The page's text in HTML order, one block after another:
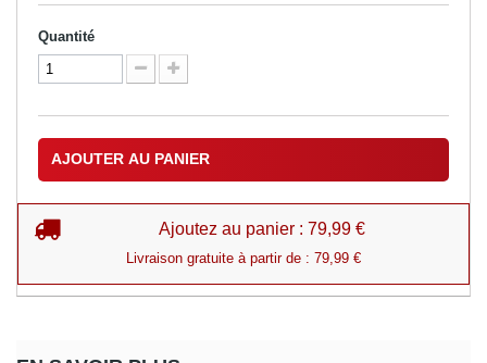
Quantité
AJOUTER AU PANIER
Ajoutez au panier : 79,99 €
Livraison gratuite à partir de : 79,99 €